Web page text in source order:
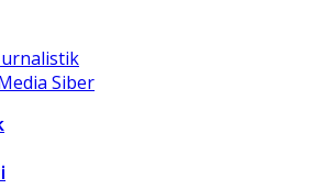
Siber